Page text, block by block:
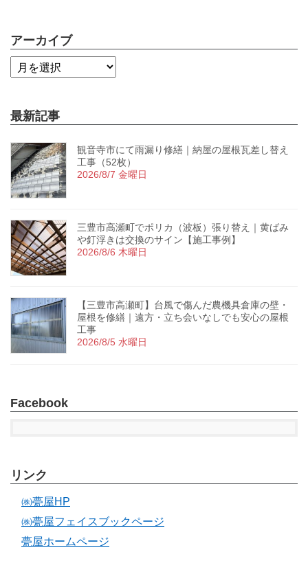
アーカイブ
最新記事
観音寺市にて雨漏り修繕｜納屋の屋根瓦差し替え
工事（52枚）
2026/8/7 金曜日
三豊市高瀬町でポリカ（波板）張り替え｜黄ばみ
や釘浮きは交換のサイン【施工事例】
2026/8/6 木曜日
【三豊市高瀬町】台風で傷んだ農機具倉庫の壁・
屋根を修繕｜遠方・立ち会いなしでも安心の屋根
工事
2026/8/5 水曜日
Facebook
リンク
㈱甍屋HP
㈱甍屋フェイスブックページ
甍屋ホームページ